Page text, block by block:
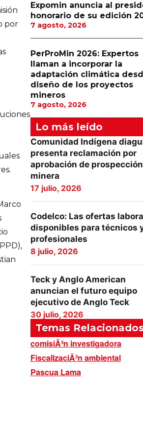
por
Expomin anuncia al
honorario de su edición
7 agosto, 2026
PerProMin 2026: Expertos
llaman a incorporar la
adaptación climática
diseño de los proyectos
mineros
7 agosto, 2026
Lo más leído
Comunidad Indígena
presenta reclamación por
aprobación de prospección
minera
17 julio, 2026
Codelco: Las ofertas
disponibles para técnicos
profesionales
8 julio, 2026
Teck y Anglo American
anuncian el futuro equipo
ejecutivo de Anglo Teck
30 julio, 2026
Temas Relacionados
comisiÃ³n investigadora
FiscalizaciÃ³n ambiental
Pascua Lama